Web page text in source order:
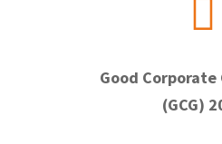
Good Corporate
(GCG)